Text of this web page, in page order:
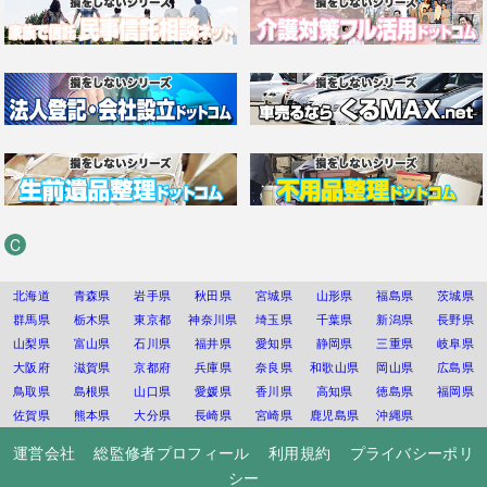
C
北海道 青森県 岩手県 秋田県 宮城県 山形県 福島県
茨城県
群馬県
栃木県 東京都 神奈川県 埼玉県 千葉県 新潟県
長野県
山梨県
富山県 石川県 福井県 愛知県 静岡県 三重県
岐阜県
大阪府
滋賀県 京都府 兵庫県 奈良県 和歌山県 岡山県
広島県
鳥取県
島根県 山口県 愛媛県 香川県 高知県 徳島県
福岡県
佐賀県
熊本県 大分県 長崎県 宮崎県 鹿児島県 沖縄県
運営会社 総監修者プロフィール 利用規約
プライバシーポリ
シー